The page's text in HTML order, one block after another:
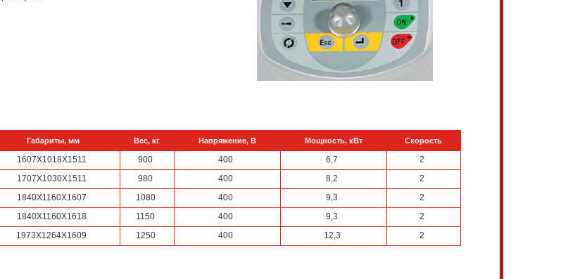
Габариты, мм Вес, кг Напряжение, В Мощность, кВт Скорость
1607Х1018Х1511 900 400 6,7
2
1707Х1030Х1511 980 400 8,2
2
1840Х1160Х1607 1080 400 9,3
2
1840Х1160Х1618 1150 400 9,3
2
1973Х1264Х1609 1250 400 12,3 2